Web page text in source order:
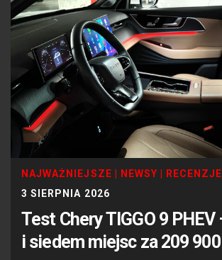
NAJWAŻNIEJSZE NEWSY
RECENZJE
3 SIERPNIA 2026
Test Chery TIGGO 9 PHEV
i siedem miejsc za 209 900